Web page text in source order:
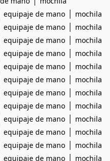
equipaje de mano | mochila
equipaje de mano | mochila
equipaje de mano | mochila
equipaje de mano | mochila
equipaje de mano | mochila
equipaje de mano | mochila
equipaje de mano | mochila
equipaje de mano | mochila
equipaje de mano | mochila
equipaje de mano | mochila
equipaje de mano | mochila
equipaje de mano | mochila